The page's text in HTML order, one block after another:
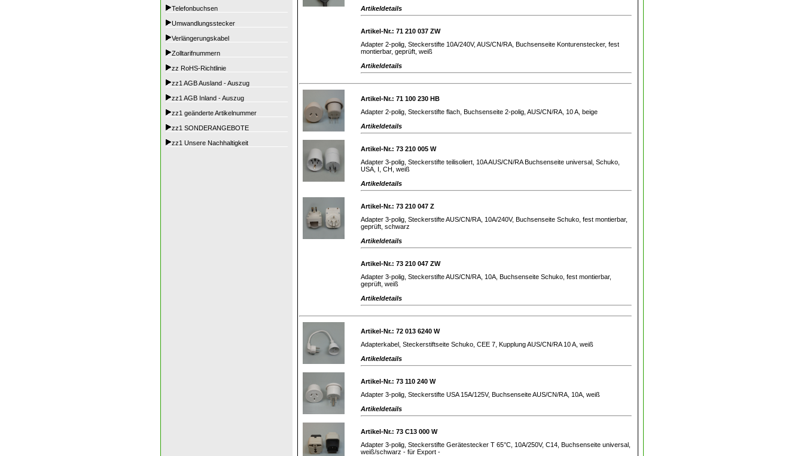
Telefonbuchsen
Umwandlungsstecker
Verlängerungskabel
Zolltarifnummern
zz RoHS-Richtlinie
zz1 AGB Ausland - Auszug
zz1 AGB Inland - Auszug
zz1 geänderte Artikelnummer
zz1 SONDERANGEBOTE
zz1 Unsere Nachhaltigkeit
Artikeldetails
Artikel-Nr.: 71 210 037 ZW
Adapter 2-polig, Steckerstifte 10A/240V, AUS/CN/RA, Buchsenseite Konturenstecker, fest
montierbar, geprüft, weiß
Artikeldetails
Artikel-Nr.: 71 100 230 HB
Adapter 2-polig, Steckerstifte flach, Buchsenseite 2-polig, AUS/CN/RA, 10 A, beige
Artikeldetails
Artikel-Nr.: 73 210 005 W
Adapter 3-polig, Steckerstifte teilisoliert, 10A AUS/CN/RA Buchsenseite universal, Schuko,
USA, I, CH, weiß
Artikeldetails
Artikel-Nr.: 73 210 047 Z
Adapter 3-polig, Steckerstifte AUS/CN/RA, 10A/240V, Buchsenseite Schuko, fest montierbar,
geprüft, schwarz
Artikeldetails
Artikel-Nr.: 73 210 047 ZW
Adapter 3-polig, Steckerstifte AUS/CN/RA, 10A, Buchsenseite Schuko, fest montierbar,
geprüft, weiß
Artikeldetails
Artikel-Nr.: 72 013 6240 W
Adapterkabel, Steckerstiftseite Schuko, CEE 7, Kupplung AUS/CN/RA 10 A, weiß
Artikeldetails
Artikel-Nr.: 73 110 240 W
Adapter 3-polig, Steckerstifte USA 15A/125V, Buchsenseite AUS/CN/RA, 10A, weiß
Artikeldetails
Artikel-Nr.: 73 C13 000 W
Adapter 3-polig, Steckerstifte Gerätestecker T 65°C, 10A/250V, C14, Buchsenseite universal,
weiß/schwarz - für Export -